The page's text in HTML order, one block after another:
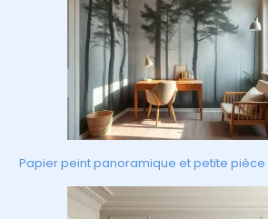
Papier peint panoramique et petite pièce